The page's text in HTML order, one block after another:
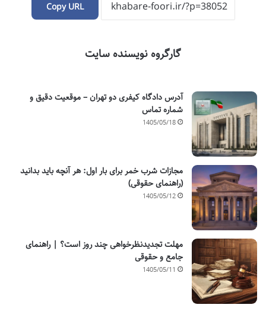
Copy URL
گارگروه نویسنده سایت
آدرس دادگاه کیفری دو تهران – موقعیت دقیق و
شماره تماس
1405/05/18
مجازات شرب خمر برای بار اول: هر آنچه باید بدانید
(راهنمای حقوقی)
1405/05/12
مهلت تجدیدنظرخواهی چند روز است؟ | راهنمای
جامع و حقوقی
1405/05/11